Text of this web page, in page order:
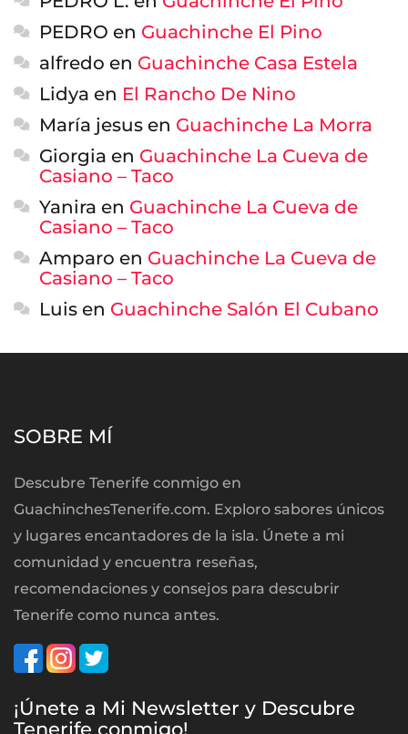
PEDRO en Guachinche El Pino
alfredo en Guachinche Casa Estela
Lidya en El Rancho De Nino
María jesus en Guachinche La Morra
Giorgia en Guachinche La Cueva de
Casiano – Taco
Yanira en Guachinche La Cueva de
Casiano – Taco
Amparo en Guachinche La Cueva de
Casiano – Taco
Luis en Guachinche Salón El Cubano
SOBRE MÍ
Descubre Tenerife conmigo en
GuachinchesTenerife.com. Exploro sabores únicos
y lugares encantadores de la isla. Únete a mi
comunidad y encuentra reseñas,
recomendaciones y consejos para descubrir
Tenerife como nunca antes.
¡Únete a Mi Newsletter y Descubre
Tenerife conmigo!